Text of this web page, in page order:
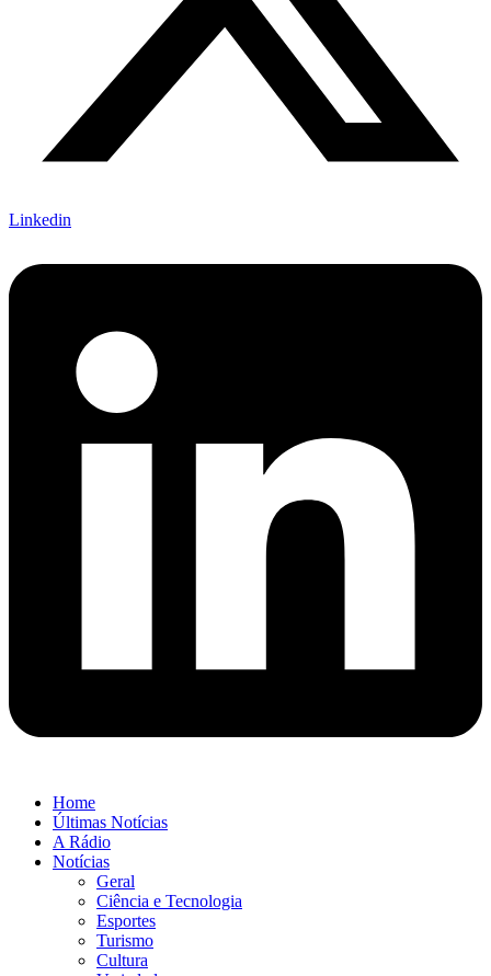
Linkedin
Home
Últimas Notícias
A Rádio
Notícias
Geral
Ciência e Tecnologia
Esportes
Turismo
Cultura